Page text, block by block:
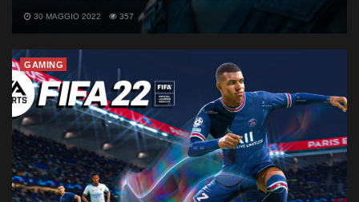
30 MAGGIO 2022 357
GAMING